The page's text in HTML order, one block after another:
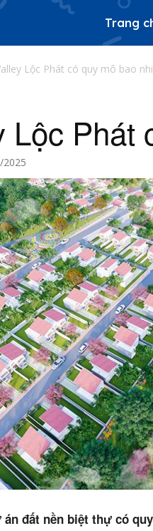
Trang
Lộc Phát có quy mô bao
Lộc Phát
2025
án đất nền biệt thự có